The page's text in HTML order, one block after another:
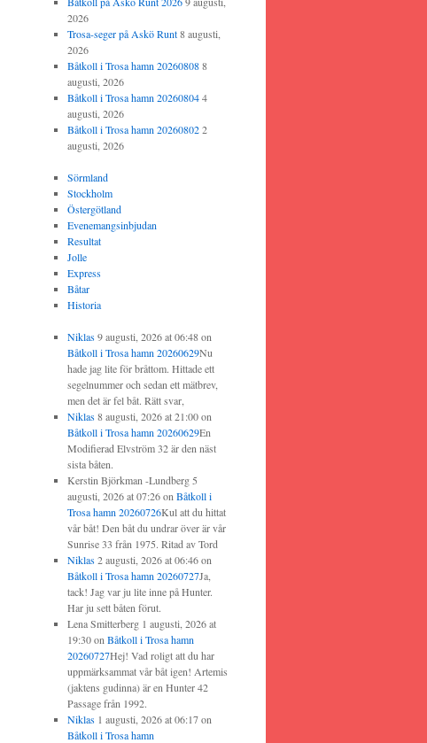
2026
Trosa-seger på Askö Runt 8 augusti,
2026
Båtkoll i Trosa hamn 20260808 8
augusti, 2026
Båtkoll i Trosa hamn 20260804 4
augusti, 2026
Båtkoll i Trosa hamn 20260802 2
augusti, 2026
Sörmland
Stockholm
Östergötland
Evenemangsinbjudan
Resultat
Jolle
Express
Båtar
Historia
Niklas9 augusti, 2026 at 06:48on
Båtkoll i Trosa hamn 20260629Nu
hade jag lite för bråttom. Hittade ett
segelnummer och sedan ett mätbrev,
men det är fel båt. Rätt svar,
Niklas8 augusti, 2026 at 21:00on
Båtkoll i Trosa hamn 20260629En
Modifierad Elvström 32 är den näst
sista båten.
Kerstin Björkman -Lundberg5
augusti, 2026 at 07:26on Båtkoll i
Trosa hamn 20260726Kul att du hittat
vår båt! Den båt du undrar över är vår
Sunrise 33 från 1975. Ritad av Tord
Niklas2 augusti, 2026 at 06:46on
Båtkoll i Trosa hamn 20260727Ja,
tack! Jag var ju lite inne på Hunter.
Har ju sett båten förut.
Lena Smitterberg1 augusti, 2026 at
19:30on Båtkoll i Trosa hamn
20260727Hej! Vad roligt att du har
uppmärksammat vår båt igen! Artemis
(jaktens gudinna) är en Hunter 42
Passage från 1992.
Niklas1 augusti, 2026 at 06:17on
Båtkoll i Trosa hamn